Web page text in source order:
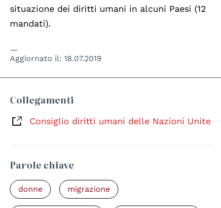
situazione dei diritti umani in alcuni Paesi (12
mandati).
Aggiornato il: 18.07.2019
Collegamenti
Consiglio diritti umani delle Nazioni Unite
Parole chiave
donne migrazione